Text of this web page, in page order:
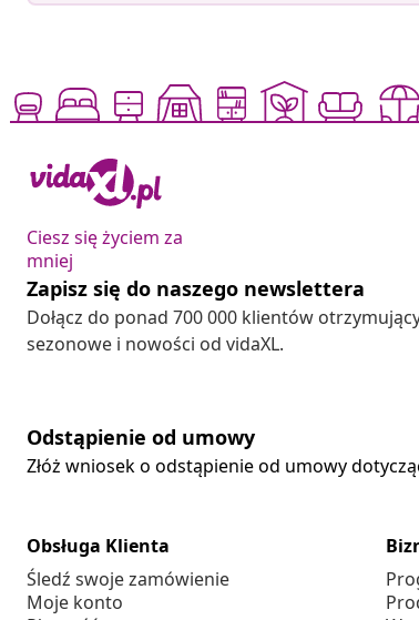
Ciesz się życiem za
mniej
Zapisz się do naszego newslettera
Dołącz do ponad 700 000 klientów
sezonowe i nowości od vidaXL.
Odstąpienie od umowy
Złóż wniosek o odstąpienie od umowy
Obsługa Klienta
Śledź swoje zamówienie
Moje konto